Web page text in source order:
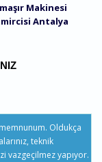
Makinesi
Antalya
Oldukça
teknik
vazgeçilmez yapıyor.